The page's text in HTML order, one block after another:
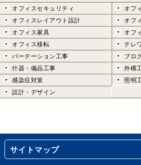
オフィスセキュリティ
オフ
オフィスレイアウト設計
オフ
オフィス家具
オフ
オフィス移転
テレ
パーテーション工事
ブロ
什器・備品工事
外構
感染症対策
照明
設計・デザイン
サイトマップ